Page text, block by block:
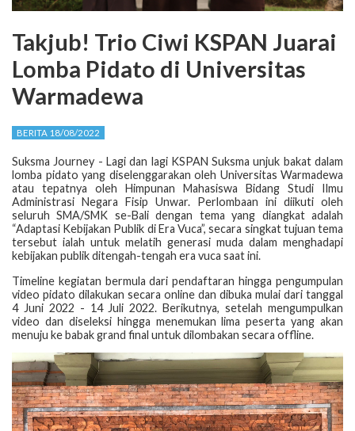
Takjub! Trio Ciwi KSPAN Juarai
Lomba Pidato di Universitas
Warmadewa
BERITA 18/08/2022
Suksma Journey - Lagi dan lagi KSPAN Suksma unjuk bakat dalam
lomba pidato yang diselenggarakan oleh Universitas Warmadewa
atau tepatnya oleh Himpunan Mahasiswa Bidang Studi Ilmu
Administrasi Negara Fisip Unwar. Perlombaan ini diikuti oleh
seluruh SMA/SMK se-Bali dengan tema yang diangkat adalah
“Adaptasi Kebijakan Publik di Era Vuca”, secara singkat tujuan tema
tersebut ialah untuk melatih generasi muda dalam menghadapi
kebijakan publik ditengah-tengah era vuca saat ini.
Timeline kegiatan bermula dari pendaftaran hingga pengumpulan
video pidato dilakukan secara online dan dibuka mulai dari tanggal
4 Juni 2022 - 14 Juli 2022. Berikutnya, setelah mengumpulkan
video dan diseleksi hingga menemukan lima peserta yang akan
menuju ke babak grand final untuk dilombakan secara offline.